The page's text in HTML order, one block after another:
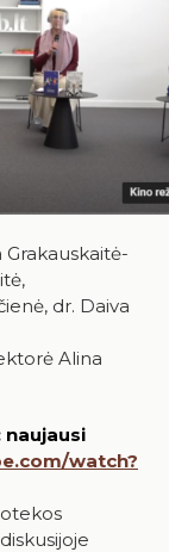
dr. Daiva
Alina
watch?